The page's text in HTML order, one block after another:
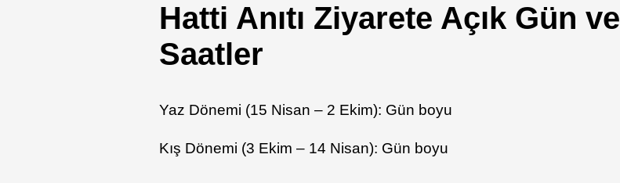
Hatti Anıtı Ziyarete Açık Gün ve
Saatler
Yaz Dönemi (15 Nisan – 2 Ekim): Gün boyu
Kış Dönemi (3 Ekim – 14 Nisan): Gün boyu